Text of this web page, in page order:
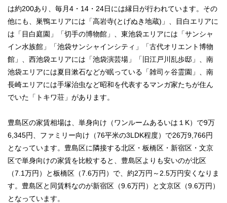
は約200あり、毎月4・14・24日には縁日が行われています。その
他にも、巣鴨エリアには「高岩寺(とげぬき地蔵)」、目白エリアに
は「目白庭園」「切手の博物館」、東池袋エリアには「サンシャ
イン水族館」「池袋サンシャインシティ」「古代オリエント博物
館」、西池袋エリアには「池袋演芸場」「旧江戸川乱歩邸」、南
池袋エリアには夏目漱石などが眠っている「雑司ヶ谷霊園」、南
長崎エリアには手塚治虫など昭和を代表するマンガ家たちが住ん
でいた「トキワ荘」があります。
豊島区の家賃相場は、単身向け（ワンルームあるいは１K）で9万
6,345円、ファミリー向け（76平米の3LDK程度）で26万9,766円
となっています。豊島区に隣接する北区・板橋区・新宿区・文京
区で単身向けの家賃を比較すると、豊島区よりも安いのが北区
（7.1万円）と板橋区（7.6万円）で、約2万円～2.5万円安くなりま
す。豊島区と同賃料なのが新宿区（9.6万円）と文京区（9.6万円）
となっています。